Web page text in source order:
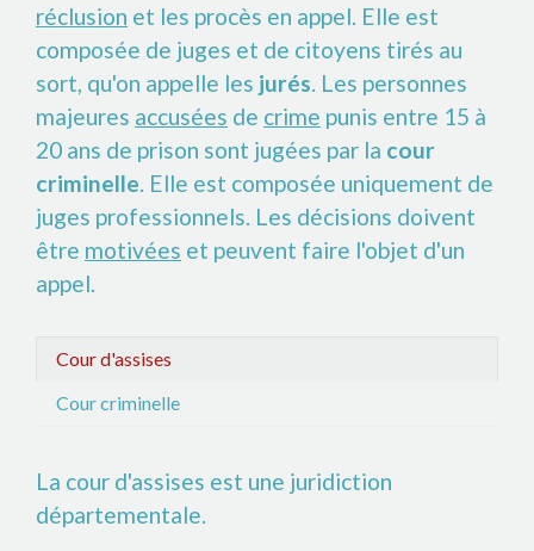
réclusion et les procès en appel. Elle est
composée de juges et de citoyens tirés au
sort, qu'on appelle les jurés. Les personnes
majeures accusées de crime punis entre 15 à
20 ans de prison sont jugées par la cour
criminelle. Elle est composée uniquement de
juges professionnels. Les décisions doivent
être motivées et peuvent faire l'objet d'un
appel.
Cour d'assises
Cour criminelle
La cour d'assises est une juridiction
départementale.